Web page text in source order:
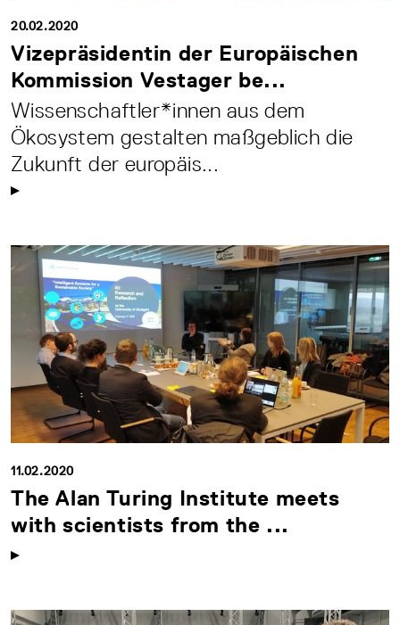
20.02.2020
Vizepräsidentin der Europäischen
Kommission Vestager be...
Wissenschaftler*innen aus dem
Ökosystem gestalten maßgeblich die
Zukunft der europäis...
11.02.2020
The Alan Turing Institute meets
with scientists from the ...